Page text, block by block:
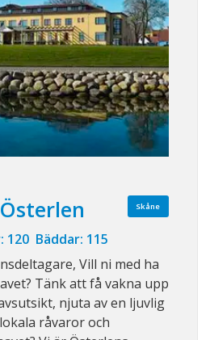
Skåne
Bäddar: 115
Vill ni med ha
Tänk att få vakna upp
njuta av en ljuvlig
råvaror och